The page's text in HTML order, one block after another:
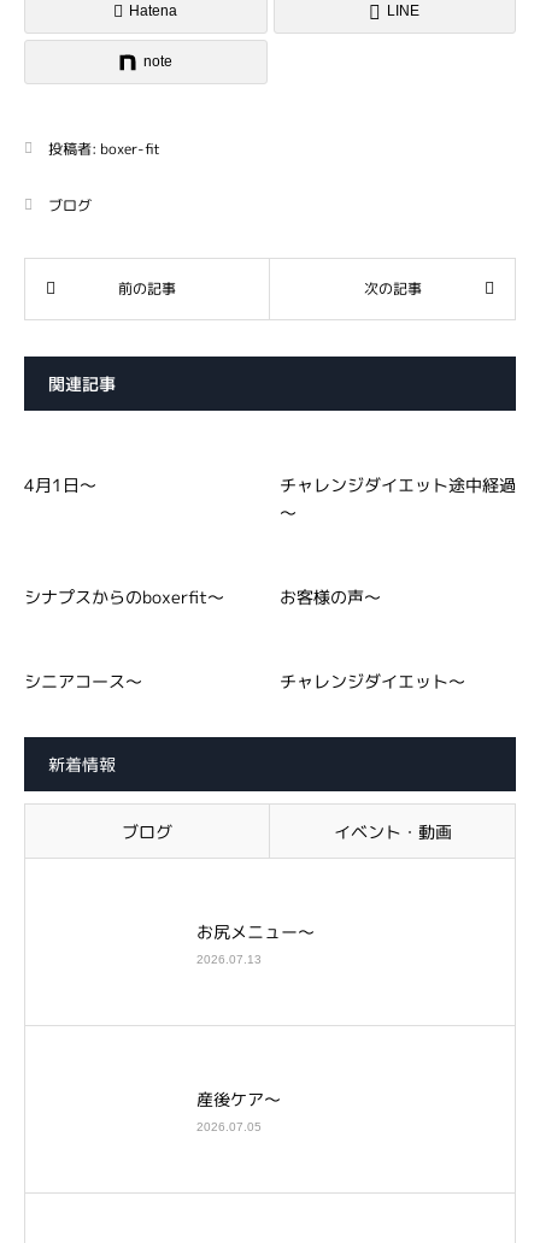
Hatena LINE
note
投稿者: boxer-fit
ブログ
関連記事
4月1日～
チャレンジダイエット途中経過
～
シナプスからのboxerfit～ お客様の声～
シニアコース～ チャレンジダイエット～
新着情報
ブログ イベント・動画
お尻メニュー～
2026.07.13
産後ケア～
2026.07.05